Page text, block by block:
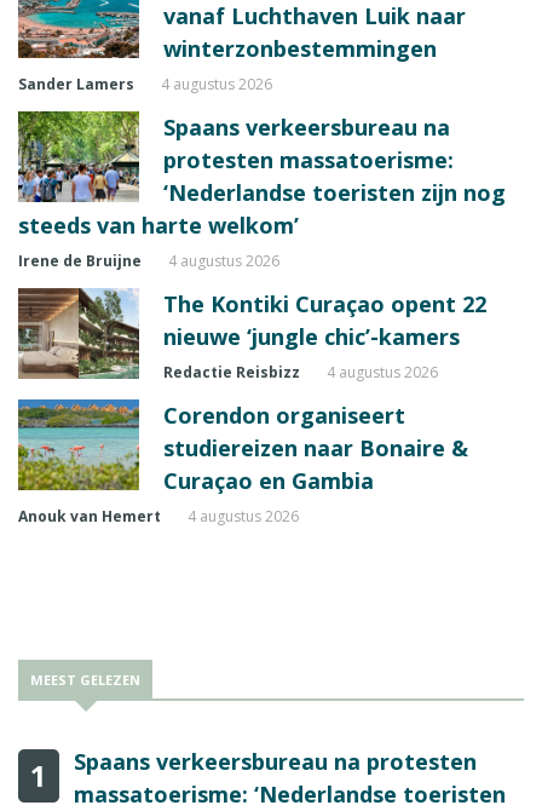
vanaf Luchthaven Luik naar
winterzonbestemmingen
Sander Lamers 4 augustus 2026
Spaans verkeersbureau na
protesten massatoerisme:
‘Nederlandse toeristen zijn nog
steeds van harte welkom’
Irene de Bruijne 4 augustus 2026
The Kontiki Curaçao opent 22
nieuwe ‘jungle chic’-kamers
Redactie Reisbizz 4 augustus 2026
Corendon organiseert
studiereizen naar Bonaire &
Curaçao en Gambia
Anouk van Hemert 4 augustus 2026
MEEST GELEZEN
1
Spaans verkeersbureau na protesten
massatoerisme: ‘Nederlandse toeristen